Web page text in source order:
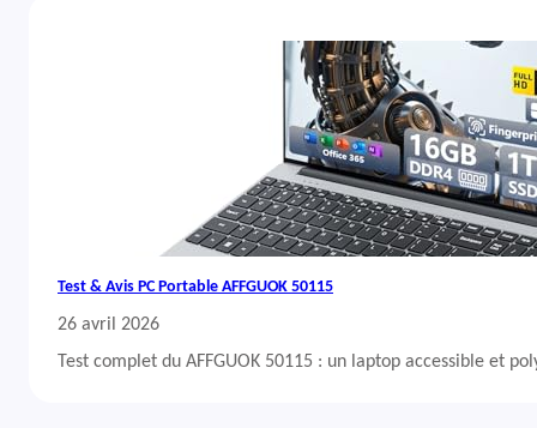
Test & Avis PC Portable AFFGUOK 50115
26 avril 2026
Test complet du AFFGUOK 50115 : un laptop accessible